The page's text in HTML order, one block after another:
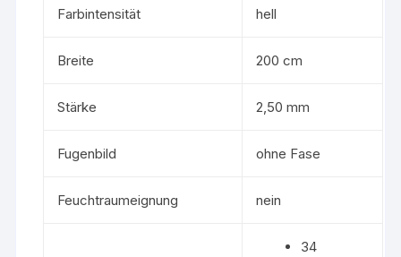
Farbintensität hell
Breite 200 cm
Stärke 2,50 mm
Fugenbild ohne Fase
Feuchtraumeignung nein
34